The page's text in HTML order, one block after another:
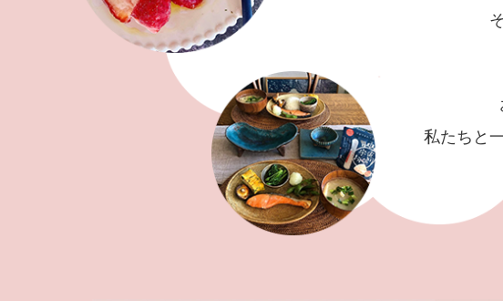
私たちと